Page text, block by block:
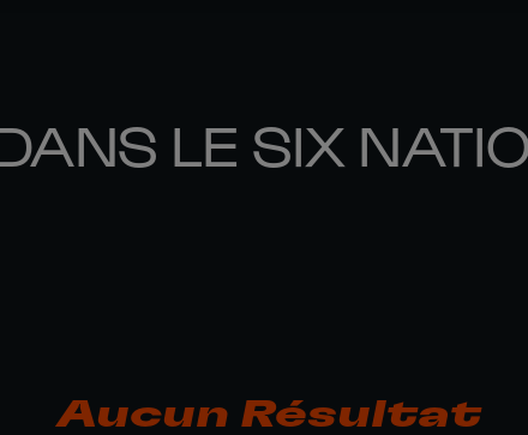
LE SIX
Aucun Résultat